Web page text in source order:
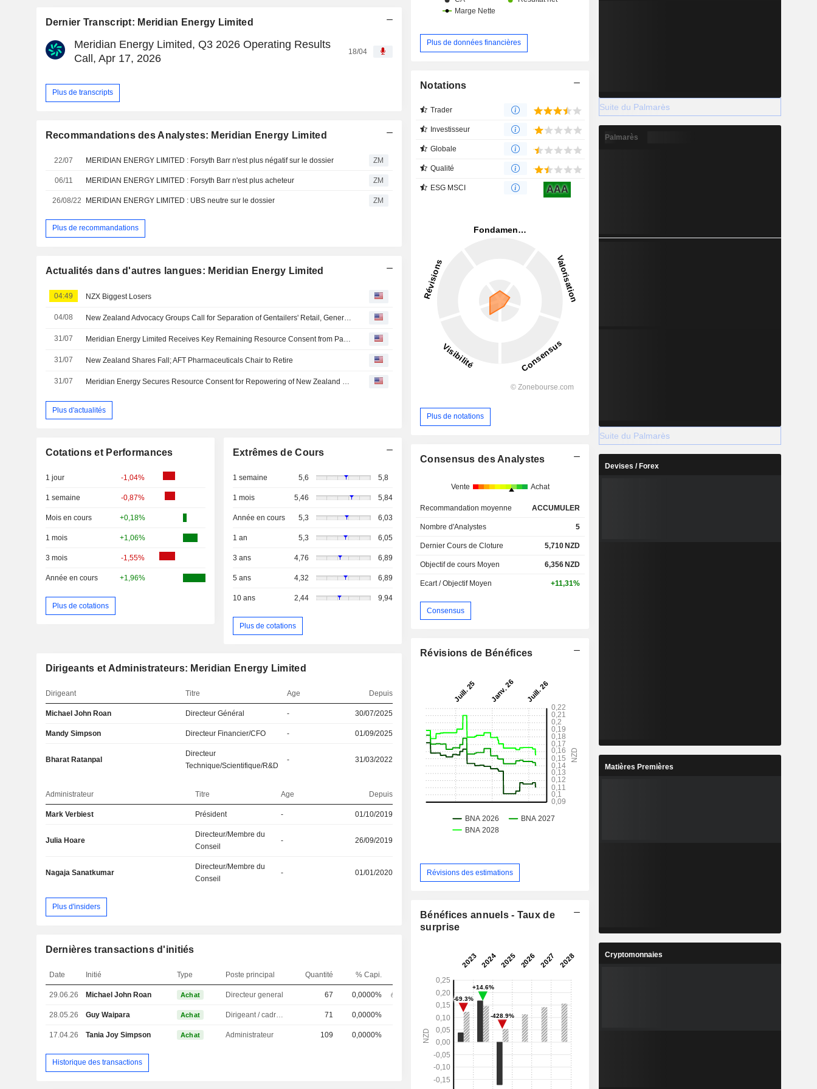
Dernier Transcript: Meridian Energy Limited
Meridian Energy Limited, Q3 2026 Operating Results
Call, Apr 17, 2026
18/04
Plus de transcripts
Recommandations des Analystes: Meridian Energy Limited
22/07 MERIDIAN ENERGY LIMITED : Forsyth Barr n'est plus négatif sur le dossier ZM
06/11 MERIDIAN ENERGY LIMITED : Forsyth Barr n'est plus acheteur ZM
26/08/22 MERIDIAN ENERGY LIMITED : UBS neutre sur le dossier ZM
Plus de recommandations
Actualités dans d'autres langues: Meridian Energy Limited
04:49 NZX Biggest Losers
04/08 New Zealand Advocacy Groups Call for Separation of Gentailers' Retail, Generation Operations
31/07 Meridian Energy Limited Receives Key Remaining Resource Consent from Palmerston North City Council
31/07 New Zealand Shares Fall; AFT Pharmaceuticals Chair to Retire
31/07 Meridian Energy Secures Resource Consent for Repowering of New Zealand Wind Farm; Shares Jump 4%
Plus d'actualités
Cotations et Performances
1 jour -1,04%
1 semaine -0,87%
Mois en cours +0,18%
1 mois +1,06%
3 mois -1,55%
Année en cours +1,96%
Plus de cotations
Extrêmes de Cours
1 semaine 5,6 5,8
1 mois 5,46 5,84
Année en cours 5,3 6,03
1 an 5,3 6,05
3 ans 4,76 6,89
5 ans 4,32 6,89
10 ans 2,44 9,94
Plus de cotations
Dirigeants et Administrateurs: Meridian Energy Limited
Dirigeant Titre Age Depuis
Michael John Roan Directeur Général - 30/07/2025
Mandy Simpson Directeur Financier/CFO - 01/09/2025
Bharat Ratanpal
Directeur
Technique/Scientifique/R&D
- 31/03/2022
Administrateur Titre Age Depuis
Mark Verbiest Président - 01/10/2019
Julia Hoare
Directeur/Membre du
Conseil
- 26/09/2019
Nagaja Sanatkumar
Directeur/Membre du
Conseil
- 01/01/2020
Plus d'insiders
Dernières transactions d'initiés
Date Initié Type Poste principal Quantité % Capi.
29.06.26 Michael John Roan Achat Directeur general 67 0,0000%
28.05.26 Guy Waipara Achat 71 0,0000%
17.04.26 Tania Joy Simpson Achat Administrateur 109 0,0000%
Historique des transactions
Plus de données financières
Notations
Trader
Investisseur
Globale
Qualité
ESG MSCI AAA
Plus de notations
Consensus des Analystes
Vente Achat
Recommandation moyenne ACCUMULER
Nombre d'Analystes 5
Dernier Cours de Cloture 5,710 NZD
Objectif de cours Moyen 6,356 NZD
Ecart / Objectif Moyen +11,31%
Consensus
Révisions de Bénéfices
Révisions des estimations
Bénéfices annuels - Taux de
surprise
Suite du Palmarès
Palmarès
Suite du Palmarès
Devises / Forex
Matières Premières
Cryptomonnaies